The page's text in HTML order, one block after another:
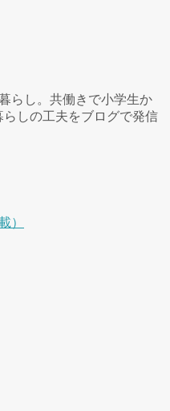
らし。共働きで小学生か
しの工夫をブログで発信
）